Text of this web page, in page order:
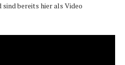
sind bereits hier als Video